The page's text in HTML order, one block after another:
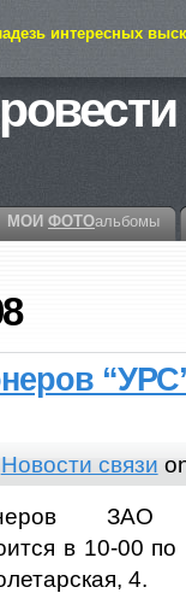
интересных
МОИ ФОТОальбомы
Новости связи
ЗАО
в 10-00
4.